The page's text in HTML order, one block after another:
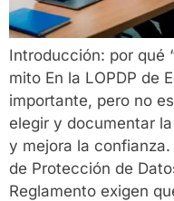
Introducción: por qué
mito En la LOPDP de
importante, pero no
elegir y documentar
y mejora la confianza.
de Protección de
Reglamento exigen